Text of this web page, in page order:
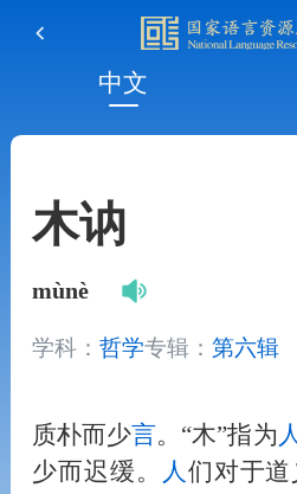
中文
木讷
mùnè
学科： 哲学专辑： 第六辑
质朴而少言。“木”指为 人
少而迟缓。
人 们对于